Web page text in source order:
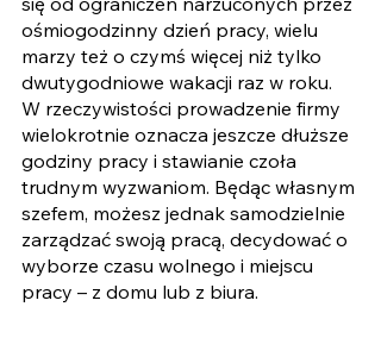
ośmiogodzinny dzień pracy, wielu
marzy też o czymś więcej niż tylko
dwutygodniowe wakacji raz w roku.
W rzeczywistości prowadzenie firmy
wielokrotnie oznacza jeszcze dłuższe
godziny pracy i stawianie czoła
trudnym wyzwaniom. Będąc własnym
szefem, możesz jednak samodzielnie
zarządzać swoją pracą, decydować o
wyborze czasu wolnego i miejscu
pracy – z domu lub z biura.